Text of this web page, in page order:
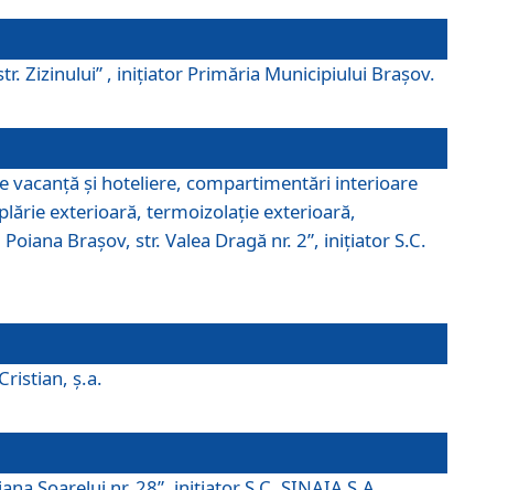
Zizinului” , iniţiator Primăria Municipiului Braşov.
vacanţă şi hoteliere, compartimentări interioare
exterioară, termoizolaţie exterioară,
Braşov, str. Valea Dragă nr. 2”, iniţiator S.C.
ş.a.